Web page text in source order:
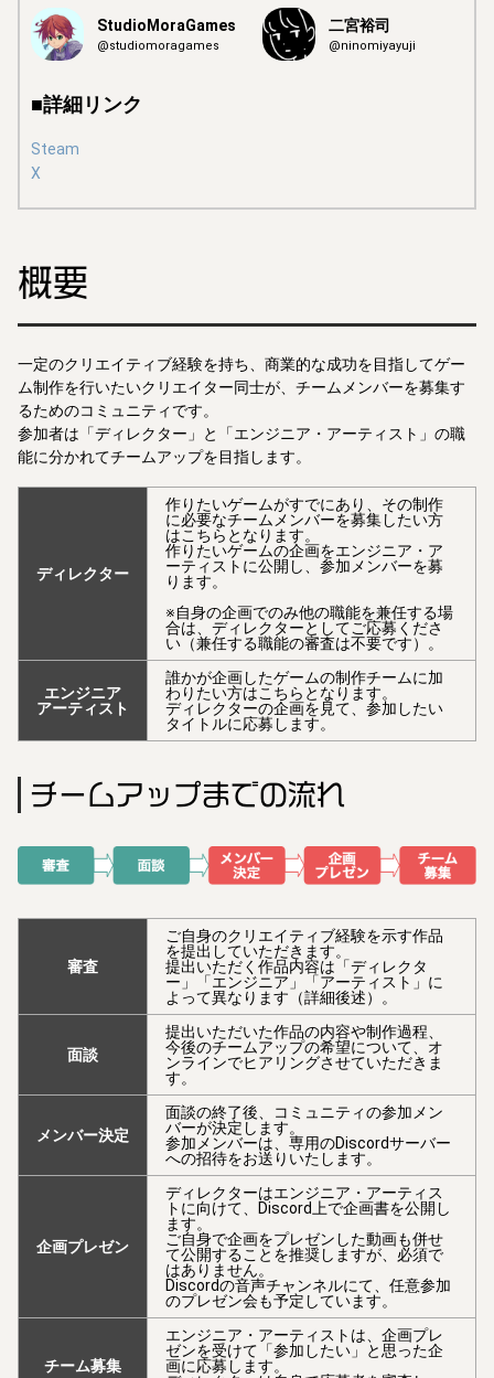
StudioMoraGames
@studiomoragames
二宮裕司
@ninomiyayuji
■詳細リンク
Steam
X
概要
一定のクリエイティブ経験を持ち、商業的な成功を目指してゲー
ム制作を行いたいクリエイター同士が、チームメンバーを募集す
るためのコミュニティです。
参加者は「ディレクター」と「エンジニア・アーティスト」の職
能に分かれてチームアップを目指します。
ディレクター
作りたいゲームがすでにあり、その制作
に必要なチームメンバーを募集したい方
はこちらとなります。
作りたいゲームの企画をエンジニア・ア
ーティストに公開し、参加メンバーを募
ります。
※自身の企画でのみ他の職能を兼任する場
合は、ディレクターとしてご応募くださ
い（兼任する職能の審査は不要です）。
エンジニア
アーティスト
誰かが企画したゲームの制作チームに加
わりたい方はこちらとなります。
ディレクターの企画を見て、参加したい
タイトルに応募します。
チームアップまでの流れ
審査
ご自身のクリエイティブ経験を示す作品
を提出していただきます。
提出いただく作品内容は「ディレクタ
ー」「エンジニア」「アーティスト」に
よって異なります（詳細後述）。
面談
提出いただいた作品の内容や制作過程、
今後のチームアップの希望について、オ
ンラインでヒアリングさせていただきま
す。
メンバー決定
面談の終了後、コミュニティの参加メン
バーが決定します。
参加メンバーは、専用のDiscordサーバー
への招待をお送りいたします。
企画プレゼン
ディレクターはエンジニア・アーティス
トに向けて、Discord上で企画書を公開し
ます。
ご自身で企画をプレゼンした動画も併せ
て公開することを推奨しますが、必須で
はありません。
Discordの音声チャンネルにて、任意参加
のプレゼン会も予定しています。
チーム募集
エンジニア・アーティストは、企画プレ
ゼンを受けて「参加したい」と思った企
画に応募します。